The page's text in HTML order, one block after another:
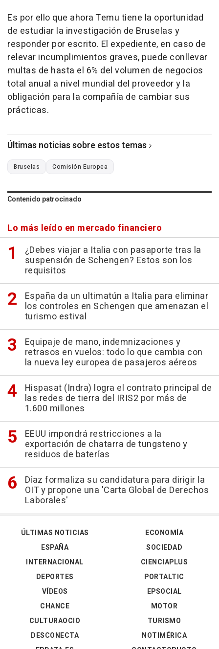
Es por ello que ahora Temu tiene la oportunidad
de estudiar la investigación de Bruselas y
responder por escrito. El expediente, en caso de
relevar incumplimientos graves, puede conllevar
multas de hasta el 6% del volumen de negocios
total anual a nivel mundial del proveedor y la
obligación para la compañía de cambiar sus
prácticas.
Últimas noticias sobre estos temas
Bruselas Comisión Europea
Contenido patrocinado
Lo más leído en mercado financiero
¿Debes viajar a Italia con pasaporte tras la
suspensión de Schengen? Estos son los
requisitos
España da un ultimatún a Italia para eliminar
los controles en Schengen que amenazan el
turismo estival
Equipaje de mano, indemnizaciones y
retrasos en vuelos: todo lo que cambia con
la nueva ley europea de pasajeros aéreos
Hispasat (Indra) logra el contrato principal de
las redes de tierra del IRIS2 por más de
1.600 millones
EEUU impondrá restricciones a la
exportación de chatarra de tungsteno y
residuos de baterías
Díaz formaliza su candidatura para dirigir la
OIT y propone una 'Carta Global de Derechos
Laborales'
ÚLTIMAS NOTICIAS
ESPAÑA
INTERNACIONAL
DEPORTES
VÍDEOS
ECONOMÍA
SOCIEDAD
CIENCIAPLUS
PORTALTIC
EPSOCIAL
CHANCE
CULTURAOCIO
DESCONECTA
MOTOR
TURISMO
NOTIMÉRICA